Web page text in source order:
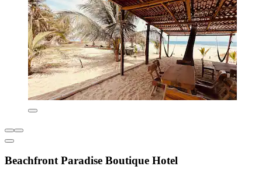
Beachfront Paradise Boutique Hotel